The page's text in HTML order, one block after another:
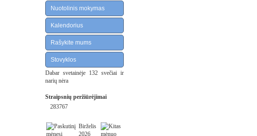
Nuotolinis mokymas
Kalendorius
Rašykite mums
Stovyklos
Dabar svetainėje 132 svečiai ir
narių nėra
Straipsnių peržiūrėjimai
283767
Birželis
2026